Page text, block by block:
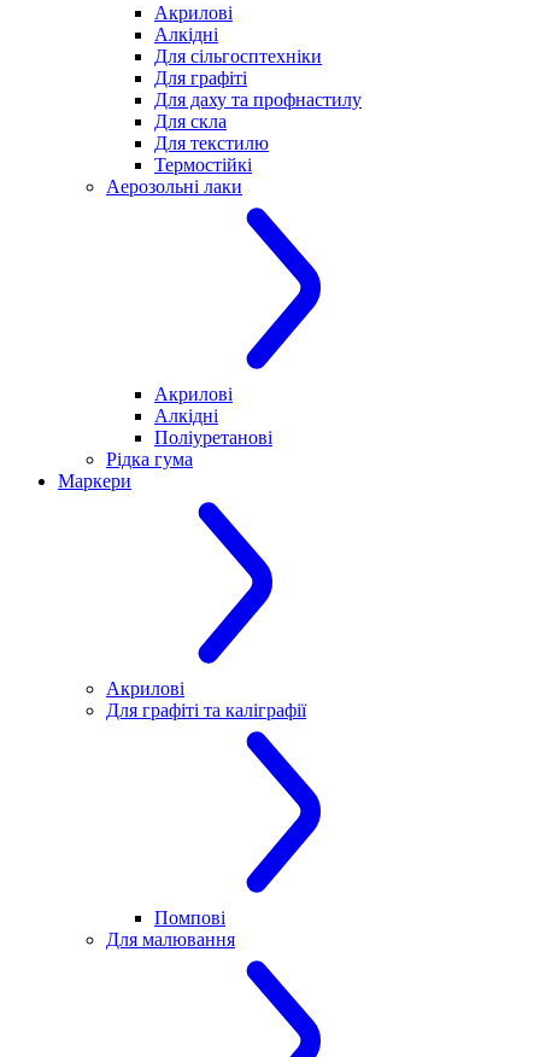
Акрилові
Алкідні
Для cільгосптехніки
Для графіті
Для даху та профнастилу
Для скла
Для текстилю
Термостійкі
Аерозольні лаки
Акрилові
Алкідні
Поліуретанові
Рідка гума
Маркери
Акрилові
Для графіті та каліграфії
Помпові
Для малювання